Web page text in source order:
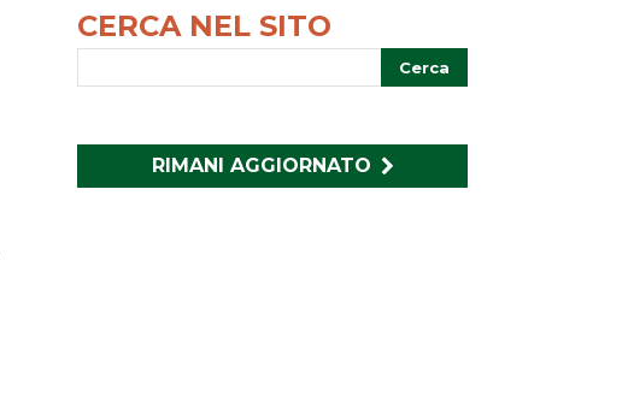
CERCA NEL SITO
RIMANI AGGIORNATO